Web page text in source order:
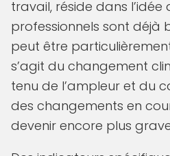
travail, réside dans l’idée
professionnels sont déjà
peut être
s’agit du changement
tenu de l’ampleur et du
des changements en
devenir encore plus